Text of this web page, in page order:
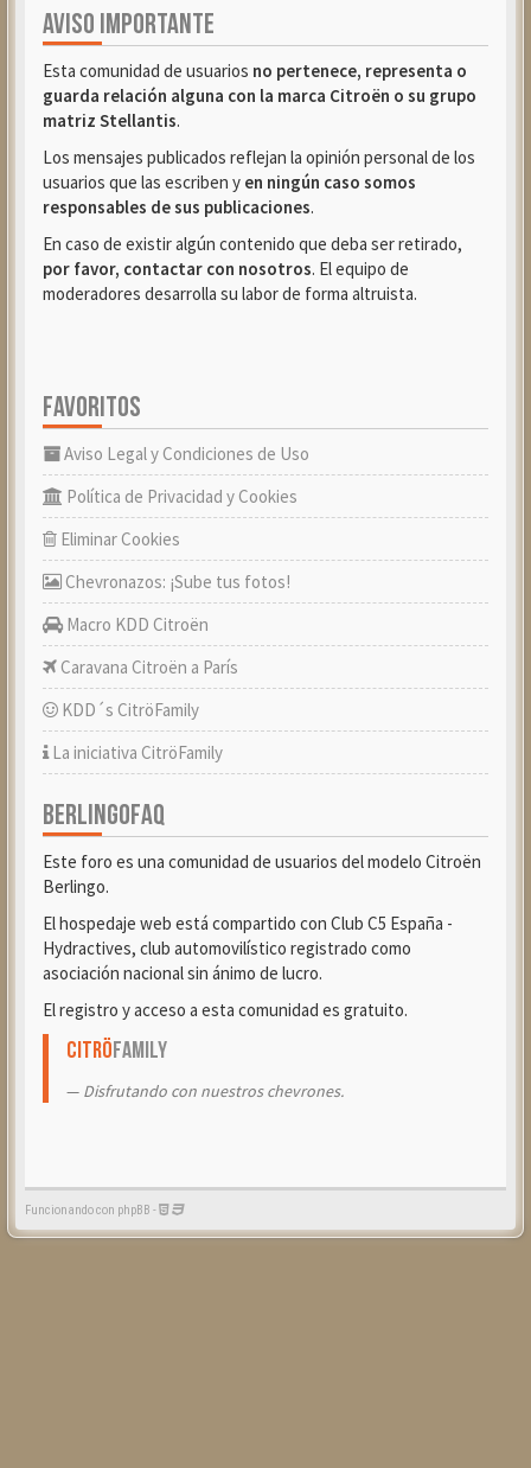
AVISO IMPORTANTE
Esta comunidad de usuarios no pertenece, representa o
guarda relación alguna con la marca Citroën o su grupo
matriz Stellantis.
Los mensajes publicados reflejan la opinión personal de los
usuarios que las escriben y en ningún caso somos
responsables de sus publicaciones.
En caso de existir algún contenido que deba ser retirado,
por favor, contactar con nosotros. El equipo de
moderadores desarrolla su labor de forma altruista.
FAVORITOS
Aviso Legal y Condiciones de Uso
Política de Privacidad y Cookies
Eliminar Cookies
Chevronazos: ¡Sube tus fotos!
Macro KDD Citroën
Caravana Citroën a París
KDD´s CitröFamily
La iniciativa CitröFamily
BERLINGOFAQ
Este foro es una comunidad de usuarios del modelo Citroën
Berlingo.
El hospedaje web está compartido con Club C5 España -
Hydractives, club automovilístico registrado como
asociación nacional sin ánimo de lucro.
El registro y acceso a esta comunidad es gratuito.
CitröFamily
Disfrutando con nuestros chevrones.
Funcionando con phpBB -